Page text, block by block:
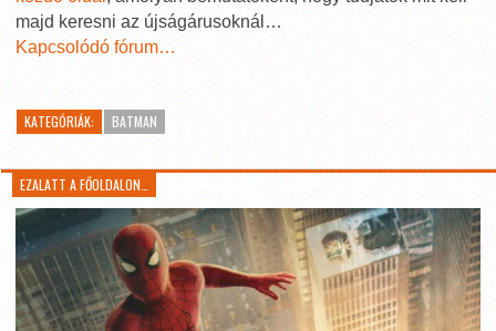
majd keresni az újságárusoknál…
Kapcsolódó fórum…
KATEGÓRIÁK: BATMAN
EZALATT A FŐOLDALON…